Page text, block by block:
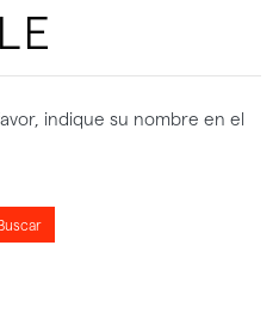
indique su nombre en el